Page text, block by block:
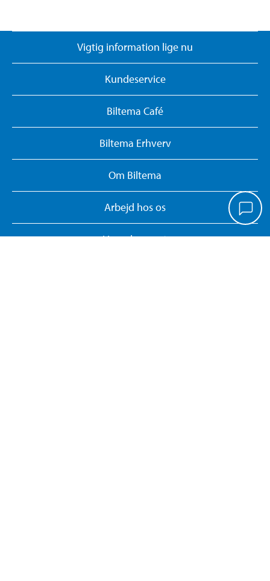
Vigtig information lige nu
Kundeservice
Biltema Café
Biltema Erhverv
Om Biltema
Arbejd hos os
Vores koncept